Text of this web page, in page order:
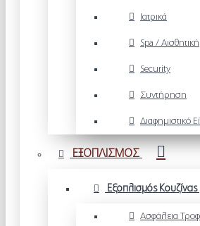
Ιατρικά
Spa / Αισθητική
Security
Συντήρηση
Διαφημιστικό
ΕΞΟΠΛΙΣΜΟΣ
Εξοπλισμός Κουζίνας
Ασφάλεια